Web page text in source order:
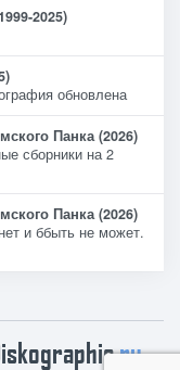
2025)
обновлена
Панка (2026)
сборники на 2
Панка (2026)
и ббыть не может.
ru